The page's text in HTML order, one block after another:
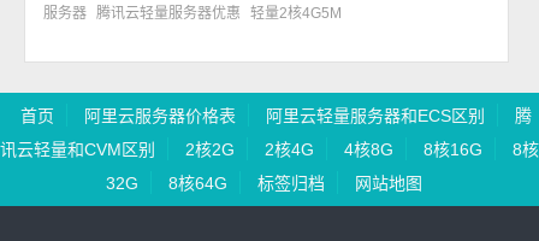
服务器 腾讯云轻量服务器优惠 轻量2核4G5M
首页 阿里云服务器价格表 阿里云轻量服务器和ECS区别
腾
讯云轻量和CVM区别
2核2G 2核4G 4核8G 8核16G
8核
32G
8核64G 标签归档 网站地图